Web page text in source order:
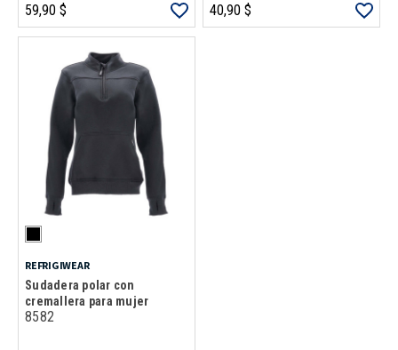
59,90 $ 40,90 $
REFRIGIWEAR
Sudadera polar con
cremallera para mujer
8582